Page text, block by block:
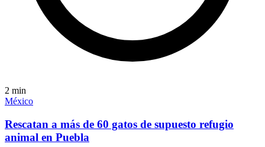
2 min
México
Rescatan a más de 60 gatos de supuesto refugio
animal en Puebla